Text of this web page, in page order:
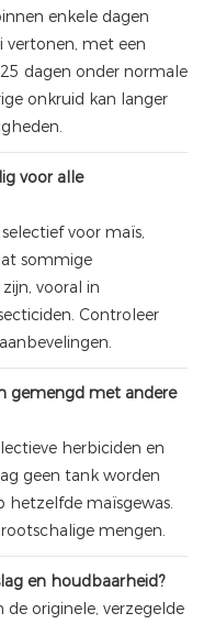
enkele dagen
vertonen, met een
dagen onder normale
onkruid kan langer
voor alle
selectief voor maïs,
sommige
vooral in
Controleer
gemengd met andere
herbiciden en
geen tank worden
maïsgewas.
mengen.
en houdbaarheid?
de originele, verzegelde